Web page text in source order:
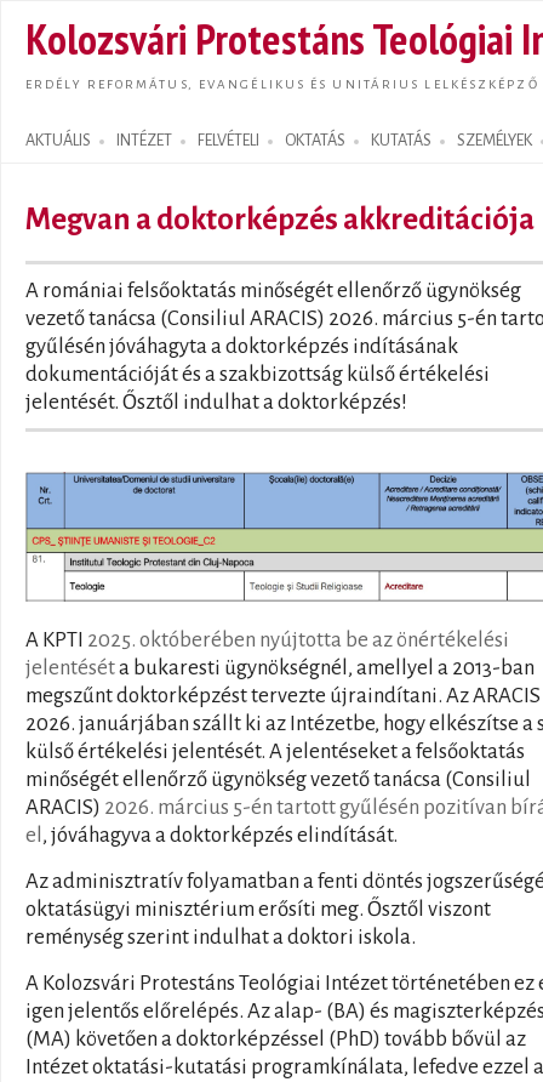
Kolozsvári Protestáns Teológiai
ERDÉLY REFORMÁTUS, EVANGÉLIKUS ÉS UNITÁRIUS LELKÉSZKÉPZŐ
AKTUÁLIS INTÉZET FELVÉTELI OKTATÁS KUTATÁS SZEMÉLYEK
Search form
Megvan a doktorképzés akkreditációja
A romániai felsőoktatás minőségét ellenőrző ügynökség
vezető tanácsa (Consiliul ARACIS) 2026. március 5-én
gyűlésén jóváhagyta a doktorképzés indításának
dokumentációját és a szakbizottság külső értékelési
jelentését. Ősztől indulhat a doktorképzés!
A KPTI 2025. októberében nyújtotta be az önértékelési
jelentéséta bukaresti ügynökségnél, amellyel a 2013-ban
megszűnt doktorképzést tervezte újraindítani. Az ARACIS
2026. januárjában szállt ki az Intézetbe, hogy elkészítse a
külső értékelési jelentését. A jelentéseket a felsőoktatás
minőségét ellenőrző ügynökség vezető tanácsa (Consiliul
ARACIS) 2026. március 5-én tartott gyűlésén pozitívan
el , jóváhagyva a doktorképzés elindítását.
Az adminisztratív folyamatban a fenti döntés
oktatásügyi minisztérium erősíti meg. Ősztől viszont
reménység szerint indulhat a doktori iskola.
A Kolozsvári Protestáns Teológiai Intézet történetében ez
igen jelentős előrelépés. Az alap- (BA) és
(MA) követően a doktorképzéssel (PhD) tovább bővül az
Intézet oktatási-kutatási programkínálata, lefedve ezzel